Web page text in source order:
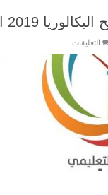
الدورة الثانية
التعليقات
وسلالم
تصحيح
البكالوريا
2019
الدورة
الثانية
مغلقة